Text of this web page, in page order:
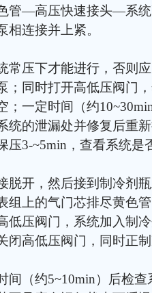
管—高压快速接头—系统
连接并上紧。
常压下才能进行，否则
；同时打开高低压阀门
；一定时间（约
统的泄漏处并修复后重
压3-~5min，查看系统是
脱开，然后接到制冷剂
组上的气门芯排尽黄色
低压阀门，系统加入制
闭高低压阀门，同时正
间（约5~10min）后检